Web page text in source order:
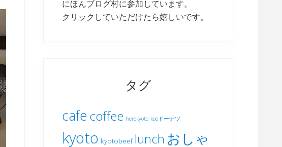
にほんブログ村に参加しています。
クリックしていただけたら嬉しいです。
タグ
cafe coffee herekyoto koeドーナツ
kyoto kyotobeef lunch おしゃ